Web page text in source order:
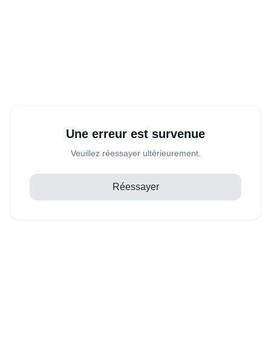
Une erreur est survenue
Veuillez réessayer ultérieurement.
Réessayer